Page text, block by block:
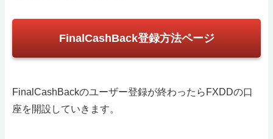
FinalCashBack登録方法ページ
FinalCashBackのユーザー登録が終わったらFXDDの口
座を開設していきます。